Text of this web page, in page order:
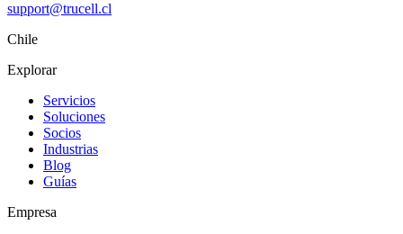
support@trucell.cl
Chile
Explorar
Servicios
Soluciones
Socios
Industrias
Blog
Guías
Empresa